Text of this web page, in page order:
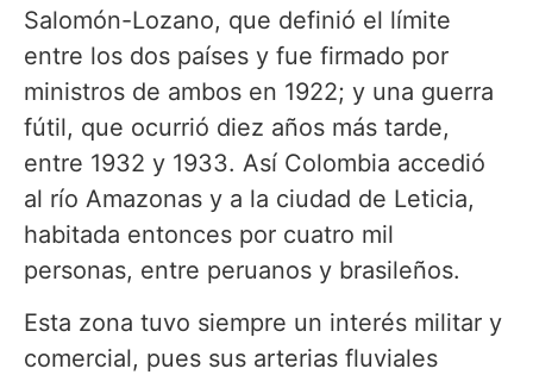
Salomón-Lozano, que definió el límite
entre los dos países y fue firmado por
ministros de ambos en 1922; y una guerra
fútil, que ocurrió diez años más tarde,
entre 1932 y 1933. Así Colombia accedió
al río Amazonas y a la ciudad de Leticia,
habitada entonces por cuatro mil
personas, entre peruanos y brasileños.
Esta zona tuvo siempre un interés militar y
comercial, pues sus arterias fluviales